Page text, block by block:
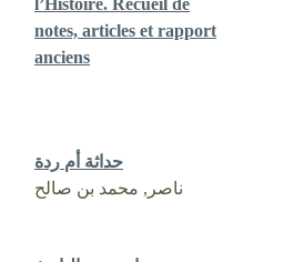
l’Histoire. Recueil de
notes, articles et rapport
anciens
حداثة أم ردة
ناصر, محمد بن صالح